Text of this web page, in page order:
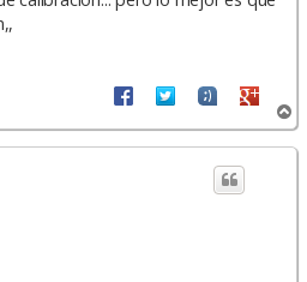
r
r